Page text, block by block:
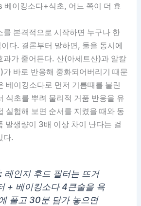
베이킹소다+식초, 어느 쪽이 더 효
를 본격적으로 시작하면 누구나 한
다. 결론부터 말하면, 둘을 동시에
과가 줄어든다. 산(아세트산)과 알칼
바로 반응해 중화되어버리기 때문
베이킹소다로 먼저 기름때를 불린
식초를 뿌려 물리적 거품 반응을 유
실험해 보면 순서를 지켰을 때와 동
발생량이 3배 이상 차이 난다는 걸
다.
레인지 후드 필터는 뜨거
+ 베이킹소다 4큰술을 욕
풀고 30분 담가 놓으면